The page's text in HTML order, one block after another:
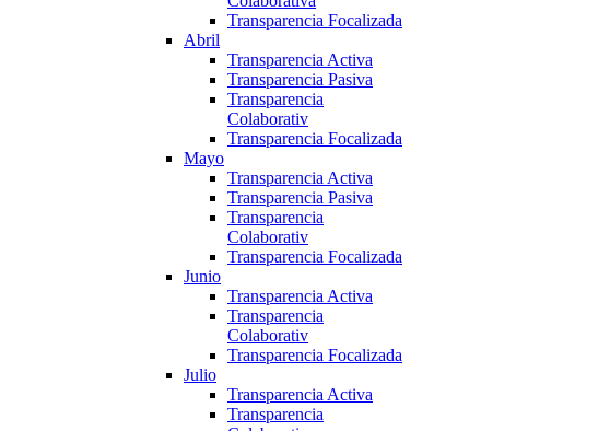
Transparencia Focalizada
Abril
Transparencia Activa
Transparencia Pasiva
Transparencia
Colaborativ
Transparencia Focalizada
Mayo
Transparencia Activa
Transparencia Pasiva
Transparencia
Colaborativ
Transparencia Focalizada
Junio
Transparencia Activa
Transparencia
Colaborativ
Transparencia Focalizada
Julio
Transparencia Activa
Transparencia